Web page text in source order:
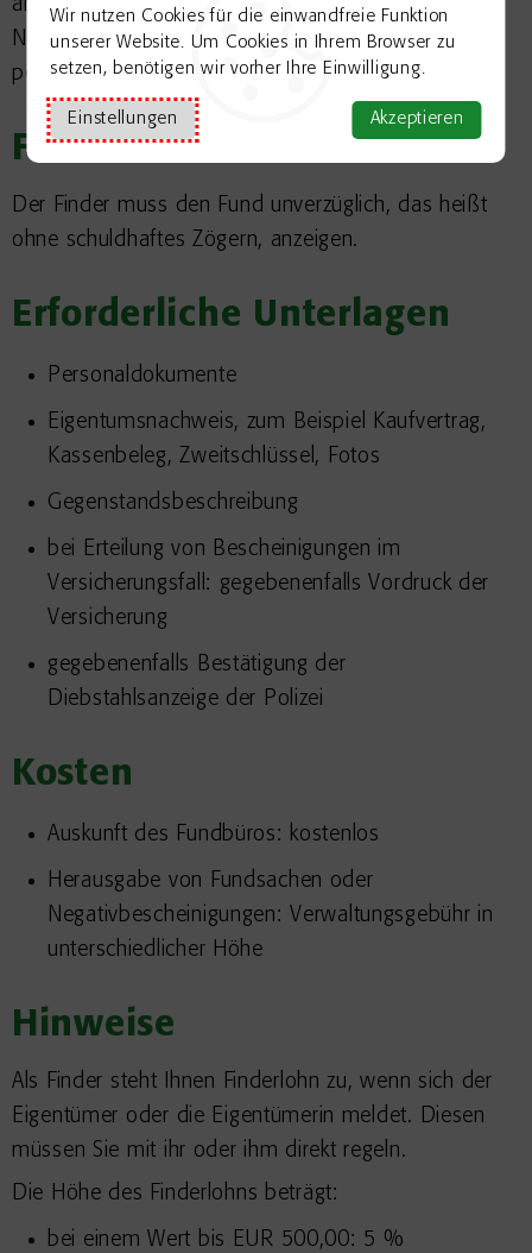
Wir nutzen Cookies für die einwandfreie Funktion
unserer Website. Um Cookies in Ihrem Browser zu
setzen, benötigen wir vorher Ihre Einwilligung.
Einstellungen Akzeptieren
abgegeben wurde (sogenannte
Negativbescheinigung). Wenden Sie sich dazu
persönlich an die zuständige Stelle.
Fristen
Der Finder muss den Fund unverzüglich, das heißt
ohne schuldhaftes Zögern, anzeigen.
Erforderliche Unterlagen
Personaldokumente
Eigentumsnachweis, zum Beispiel Kaufvertrag,
Kassenbeleg, Zweitschlüssel, Fotos
Gegenstandsbeschreibung
bei Erteilung von Bescheinigungen im
Versicherungsfall: gegebenenfalls Vordruck der
Versicherung
gegebenenfalls Bestätigung der
Diebstahlsanzeige der Polizei
Kosten
Auskunft des Fundbüros: kostenlos
Herausgabe von Fundsachen oder
Negativbescheinigungen: Verwaltungsgebühr in
unterschiedlicher Höhe
Hinweise
Als Finder steht Ihnen Finderlohn zu, wenn sich der
Eigentümer oder die Eigentümerin meldet. Diesen
müssen Sie mit ihr oder ihm direkt regeln.
Die Höhe des Finderlohns beträgt:
bei einem Wert bis EUR 500,00: 5 %